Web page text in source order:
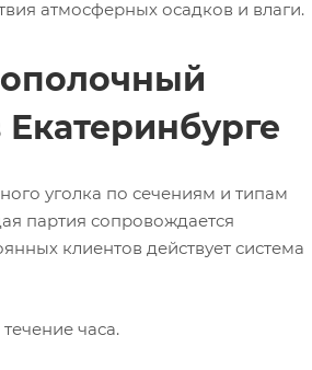
атмосферных осадков и влаги.
уголка по сечениям и типам
партия сопровождается
клиентов действует система
часа.